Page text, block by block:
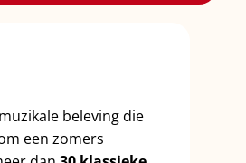
beleving die
een zomers